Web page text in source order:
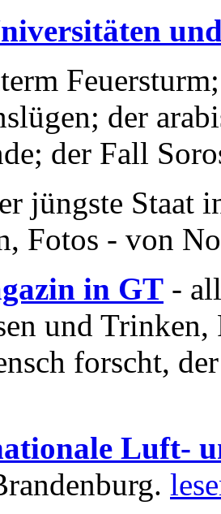
der
der Fall
jüngste Staat
Fotos - von
in GT -
und
forscht,
Luft-